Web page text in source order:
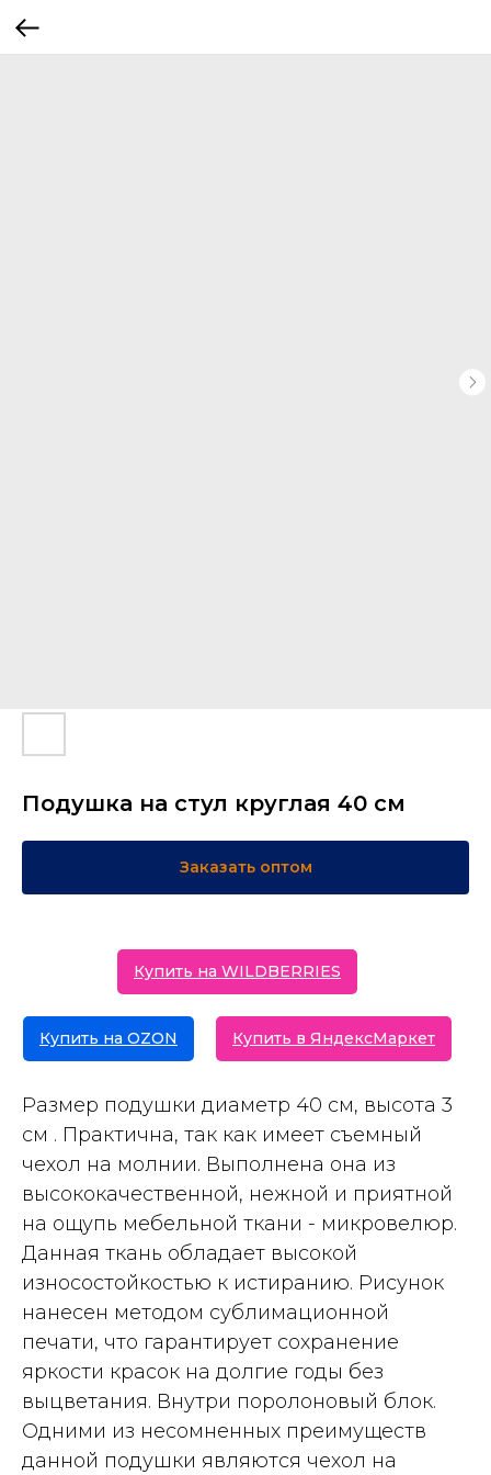
Подушка на стул круглая 40 см
Заказать оптом
Купить на WILDBERRIES
Купить на OZON Купить в ЯндексМаркет
Размер подушки диаметр 40 см, высота 3
см . Практична, так как имеет съемный
чехол на молнии. Выполнена она из
высококачественной, нежной и приятной
на ощупь мебельной ткани - микровелюр.
Данная ткань обладает высокой
износостойкостью к истиранию. Рисунок
нанесен методом сублимационной
печати, что гарантирует сохранение
яркости красок на долгие годы без
выцветания. Внутри поролоновый блок.
Одними из несомненных преимуществ
данной подушки являются чехол на